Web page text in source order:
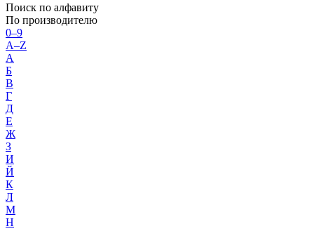
Поиск по алфавиту
По производителю
0–9
A–Z
А
Б
В
Г
Д
Е
Ж
З
И
Й
К
Л
М
Н